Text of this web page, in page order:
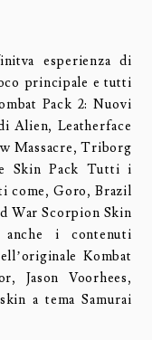
esperienza di
principale e tutti
Pack 2: Nuovi
Alien, Leatherface
Massacre, Triborg
Skin Pack Tutti i
come, Goro, Brazil
War Scorpion Skin
i contenuti
Kombat
Jason Voorhees,
a tema Samurai